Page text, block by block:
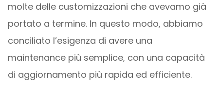
molte delle customizzazioni che avevamo già
portato a termine. In questo modo, abbiamo
conciliato l’esigenza di avere una
maintenance più semplice, con una capacità
di aggiornamento più rapida ed efficiente.